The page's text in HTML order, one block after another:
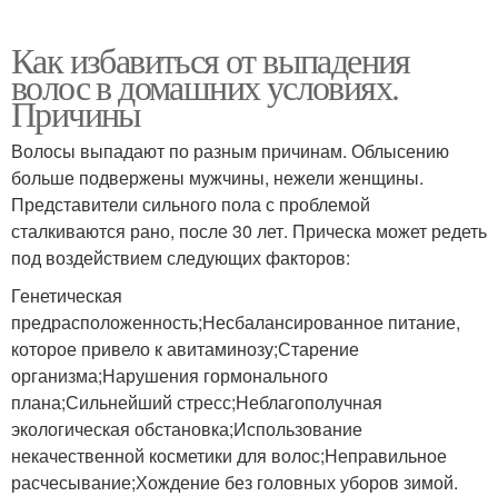
Как избавиться от выпадения
волос в домашних условиях.
Причины
Волосы выпадают по разным причинам. Облысению
больше подвержены мужчины, нежели женщины.
Представители сильного пола с проблемой
сталкиваются рано, после 30 лет. Прическа может редеть
под воздействием следующих факторов:
Генетическая
предрасположенность;Несбалансированное питание,
которое привело к авитаминозу;Старение
организма;Нарушения гормонального
плана;Сильнейший стресс;Неблагополучная
экологическая обстановка;Использование
некачественной косметики для волос;Неправильное
расчесывание;Хождение без головных уборов зимой.